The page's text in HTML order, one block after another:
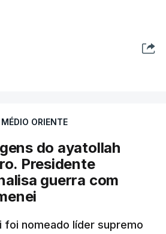
ORIENTE
do ayatollah
Presidente
guerra com
foi nomeado líder supremo